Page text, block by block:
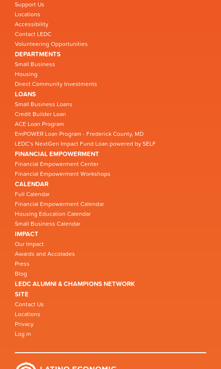
Support Us
Locations
Accessibility
Contact LEDC
Volunteering Opportunities
DEPARTMENTS
Small Business
Housing
Direct Community Investments
LOANS
Small Business Loans
Credit Builder Loan
ACE Loan Program
EmPOWER Loan Program - Frederick County, MD
LEDC’s NextGen Impact Fund Loan powered by SELF
FINANCIAL EMPOWERMENT
Financial Empowerment Center
Financial Empowerment Workshops
CALENDAR
Full Calendar
Financial Empowerment Calendar
Housing Education Calendar
Small Business Calendar
IMPACT
Our Impact
Awards and Accolades
Press
Blog
LEDC ALUMNI & CHAMPIONS NETWORK
SITE
Contact Us
Locations
Privacy
Log in